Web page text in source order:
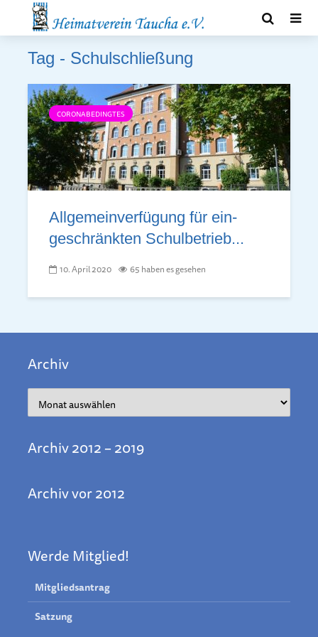
Tag - Schulschließung
CORONABEDINGTES
Allgemeinver­fügung für ein­
geschränk­ten Schul­betrieb...
10. April 2020 65 haben es gesehen
Archiv
Archiv 2012 – 2019
Archiv vor 2012
Werde Mitglied!
Mitgliedsantrag
Satzung